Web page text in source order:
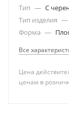
Тип — С
Тип изделия —
Форма —
Все
Цена
ценам в